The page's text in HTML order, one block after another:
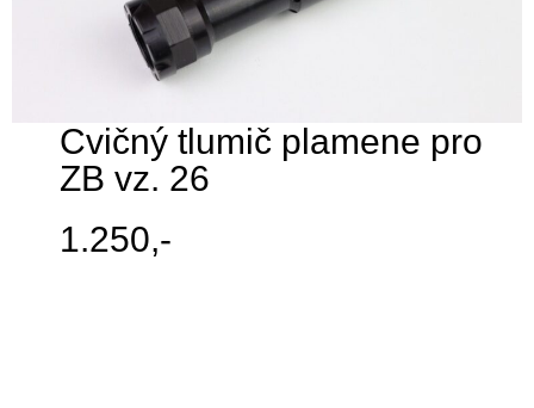
Cvičný tlumič plamene pro
ZB vz. 26
1.250,-